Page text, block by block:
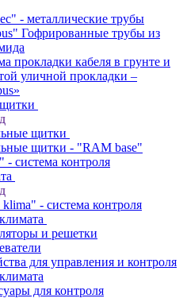
- металлические трубы
Гофрированные трубы из
прокладки кабеля в грунте и
уличной прокладки –
щитки
щитки - "RAM base"
система контроля
- система контроля
и решетки
для управления и контроля
для контроля